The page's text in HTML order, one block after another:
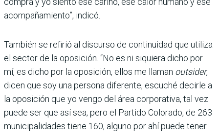
acompañamiento”, indicó.
También se refirió al discurso de continuidad que utiliza
el sector de la oposición. “No es ni siquiera dicho por
mí, es dicho por la oposición, ellos me llaman outsider,
dicen que soy una persona diferente, escuché decirle a
la oposición que yo vengo del área corporativa, tal vez
puede ser que así sea, pero el Partido Colorado, de 263
municipalidades tiene 160, alguno por ahí puede tener